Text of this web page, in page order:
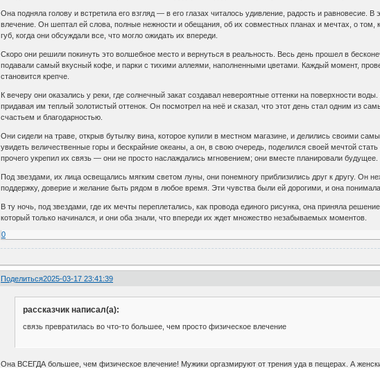
Она подняла голову и встретила его взгляд — в его глазах читалось удивление, радость и
влечение. Он шептал ей слова, полные нежности и обещания, об их совместных планах и мечтах, о
губ, когда они обсуждали все, что могло ожидать их впереди.
Скоро они решили покинуть это волшебное место и вернуться в реальность. Весь день прошел в
подавали самый вкусный кофе, и парки с тихими аллеями, наполненными цветами. Каждый момент,
становится крепче.
К вечеру они оказались у реки, где солнечный закат создавал невероятные оттенки на поверхности
придавая им теплый золотистый оттенок. Он посмотрел на неё и сказал, что этот день стал одним из
счастьем и благодарностью.
Они сидели на траве, открыв бутылку вина, которое купили в местном магазине, и делились своими
увидеть величественные горы и бескрайние океаны, а он, в свою очередь, поделился своей мечтой
прочего укрепил их связь — они не просто наслаждались мгновением; они вместе планировали будущее.
Под звездами, их лица освещались мягким светом луны, они понемногу приблизились друг к другу. Он
поддержку, доверие и желание быть рядом в любое время. Эти чувства были ей дорогими, и она
В ту ночь, под звездами, где их мечты переплетались, как провода единого рисунка, она приняла
который только начинался, и они оба знали, что впереди их ждет множество незабываемых моментов.
0
Поделиться2025-03-17 23:41:39
рассказчик написал(а):
связь превратилась во что-то большее, чем просто физическое влечение
Она ВСЕГДА большее, чем физическое влечение! Мужики оргазмируют от трения уда в пещерах. А